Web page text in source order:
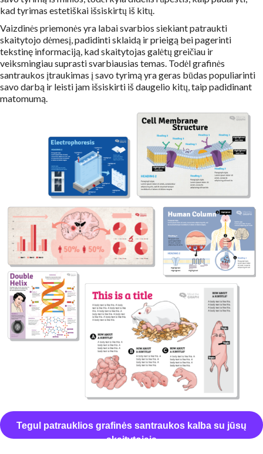
kad tyrimas estetiškai išsiskirtų iš kitų.
Vaizdinės priemonės yra labai svarbios siekiant patraukti
skaitytojo dėmesį, padidinti sklaidą ir prieigą bei pagerinti
tekstinę informaciją, kad skaitytojas galėtų greičiau ir
veiksmingiau suprasti svarbiausias temas. Todėl grafinės
santraukos įtraukimas į savo tyrimą yra geras būdas populiarinti
savo darbą ir leisti jam išsiskirti iš daugelio kitų, taip padidinant
matomumą.
Tegul patrauklios grafinės santraukos kalba su jūsų
skaitytojais